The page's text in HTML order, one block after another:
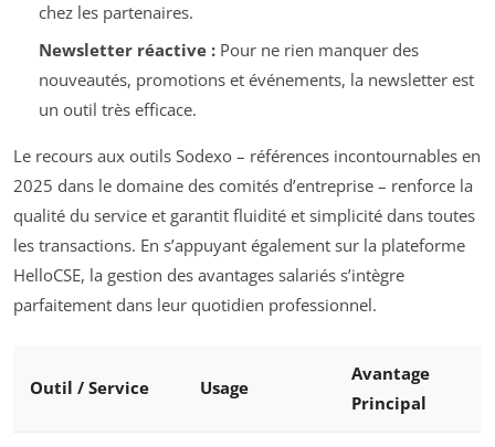
chez les partenaires.
Newsletter réactive :Pour ne rien manquer des
nouveautés, promotions et événements, la newsletter est
un outil très efficace.
Le recours aux outils Sodexo – références incontournables en
2025 dans le domaine des comités d’entreprise – renforce la
qualité du service et garantit fluidité et simplicité dans toutes
les transactions. En s’appuyant également sur la plateforme
HelloCSE, la gestion des avantages salariés s’intègre
parfaitement dans leur quotidien professionnel.
Outil / Service Usage
Avantage
Principal